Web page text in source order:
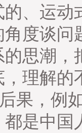
、运
度谈
思潮，
理解的
果，例
是中国